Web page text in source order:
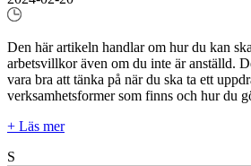
Den här artikeln handlar om hur du kan
arbetsvillkor även om du inte är anställd.
vara bra att tänka på när du ska ta ett
verksamhetsformer som finns och hur du
+ Läs mer
S